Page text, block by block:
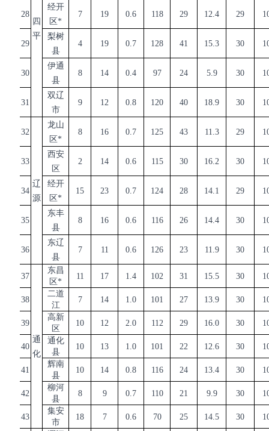
四
平
28
经开
区*
7 19 0.6 118 29 12.4 29
29
梨树
县
4 19 0.7 128 41 15.3 30
30
伊通
县
8 14 0.4 97 24 5.9 30
31
双辽
市
9 12 0.8 120 40 18.9 30
32
辽
源
龙山
区*
8 16 0.7 125 43 11.3 29
33
西安
区
2 14 0.6 115 30 16.2 30
34
经开
区*
15 23 0.7 124 28 14.1 29
35
东丰
县
8 16 0.6 116 26 14.4 30
36
东辽
县
7 11 0.6 126 23 11.9 30
37
通
化
东昌
区*
11 17 1.4 102 31 15.5 30
38
二道
江
7 14 1.0 101 27 13.9 30
39
高新
区
10 12 2.0 112 29 16.0 30
40
通化
县
10 13 1.0 101 22 12.6 30
41
辉南
县
10 14 0.8 116 24 13.4 30
42
柳河
县
8 9 0.7 110 21 9.9 30
43
集安
市
18 7 0.6 70 25 14.5 30